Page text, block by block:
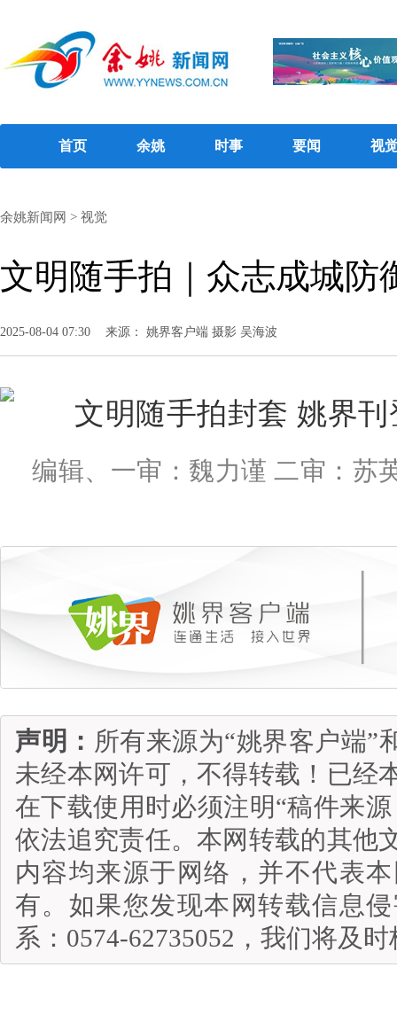
首页 余姚 时事 要闻 视
余姚新闻网 > 视觉
文明随手拍｜众志成城防
2025-08-04 07:30 来源： 姚界客户端 摄影 吴海波
编辑、一审：魏力谨 二审：苏
声明： 所有来源为“姚界客户端”
未经本网许可，不得转载！已经
在下载使用时必须注明“稿件来
依法追究责任。本网转载的其他
内容均来源于网络，并不代表
有。如果您发现本网转载信息
系：0574-62735052，我们将及